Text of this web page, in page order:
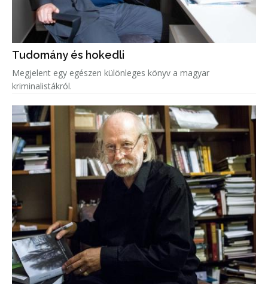
Tudomány és hokedli
Megjelent egy egészen különleges könyv a magyar
kriminalistákról.